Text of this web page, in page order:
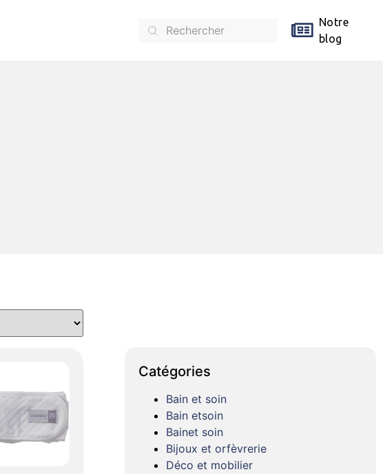
Notre
blog
Catégories
Bain et soin
Bain etsoin
Bainet soin
Bijoux et orfèvrerie
Déco et mobilier